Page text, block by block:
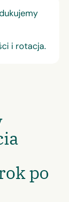
i rotacja.
po